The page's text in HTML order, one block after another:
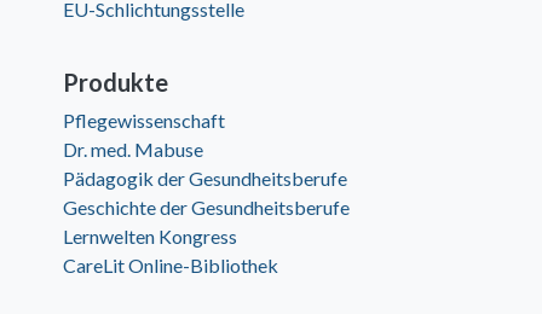
EU-Schlichtungsstelle
Produkte
Pflegewissenschaft
Dr. med. Mabuse
Pädagogik der Gesundheitsberufe
Geschichte der Gesundheitsberufe
Lernwelten Kongress
CareLit Online-Bibliothek